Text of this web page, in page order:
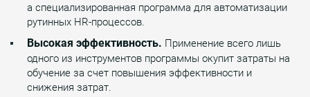
а специализированная программа для автоматизации
рутинных HR-процессов.
Высокая эффективность. Применение всего лишь
одного из инструментов программы окупит затраты на
обучение за счет повышения эффективности и
снижения затрат.